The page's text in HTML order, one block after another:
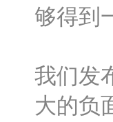
够得到
我们发
大的负